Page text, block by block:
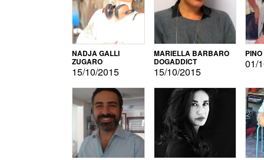
NADJA GALLI
ZUGARO
15/10/2015
MARIELLA BARBARO
DOGADDICT
15/10/2015
01/